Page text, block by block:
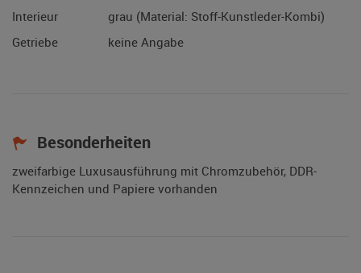
Interieur
grau (Material: Stoff-Kunstleder-Kombi)
Getriebe
keine Angabe
Besonderheiten
zweifarbige Luxusausführung mit Chromzubehör, DDR-
Kennzeichen und Papiere vorhanden